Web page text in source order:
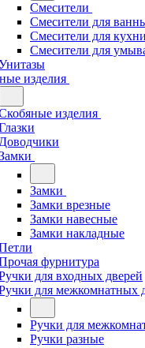
Смесители
Смесители для
Смесители для кухни
Смесители для
изделия
изделия
Доводчики
Замки
Замки врезные
Замки навесные
Замки накладные
фурнитура
для входных дверей
для межкомнатных
Ручки для
Ручки разные